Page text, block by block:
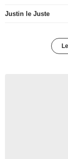
Justin le Juste